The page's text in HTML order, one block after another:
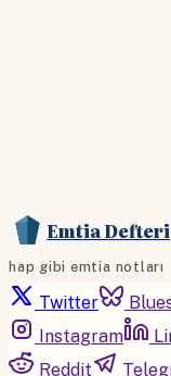
Emtia Defteri
hap gibi emtia notları
Twitter
Instagram
Reddit